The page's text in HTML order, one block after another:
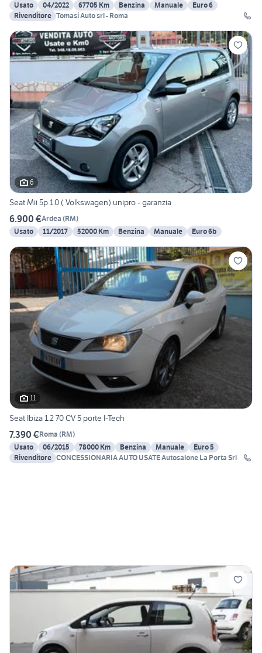
Usato
04/2022 67705 Km Benzina Manuale
Euro 6
Rivenditore Tomasi Auto srl - Roma
6
Seat Mii 5p 1.0 ( Volkswagen) unipro - garanzia
6.900 €Ardea (RM)
Usato
11/2017 52000 Km Benzina Manuale Euro 6b
11
Seat Ibiza 1.2 70 CV 5 porte I-Tech
7.390 €Roma (RM)
Usato
06/2015 78000 Km Benzina Manuale
Euro 5
Rivenditore
CONCESSIONARIA AUTO USATE Autosalone La Porta Srl